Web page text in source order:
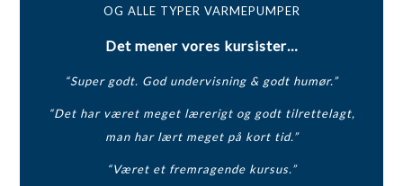
OG ALLE TYPER VARMEPUMPER
Det mener vores kursister…
“Super godt. God undervisning & godt humør.”
“Det har været meget lærerigt og godt tilrettelagt,
man har lært meget på kort tid.”
“Været et fremragende kursus.”